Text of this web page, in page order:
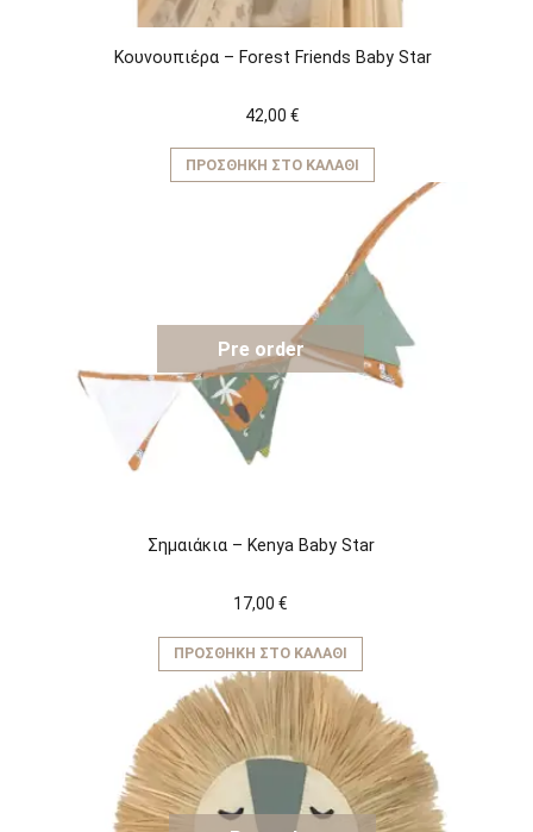
Κουνουπιέρα – Forest Friends Baby Star
42,00 €
ΠΡΟΣΘΉΚΗ ΣΤΟ ΚΑΛΆΘΙ
Pre order
Σημαιάκια – Kenya Baby Star
17,00 €
ΠΡΟΣΘΉΚΗ ΣΤΟ ΚΑΛΆΘΙ